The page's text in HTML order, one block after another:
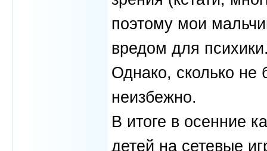
поэтому мои
вредом для
Однако, сколько не
неизбежно.
В итоге в осенние
детей на сетевые